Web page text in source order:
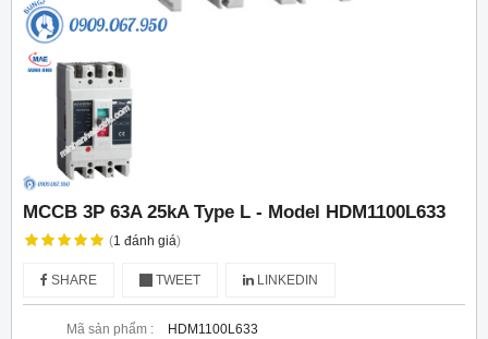
MCCB 3P 63A 25kA Type L - Model HDM1100L633
(1 đánh giá)
SHARE TWEET LINKEDIN
Mã sản phẩm :
HDM1100L633